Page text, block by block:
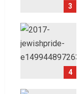
3
4